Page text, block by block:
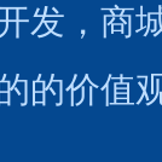
发 ，商
的价值